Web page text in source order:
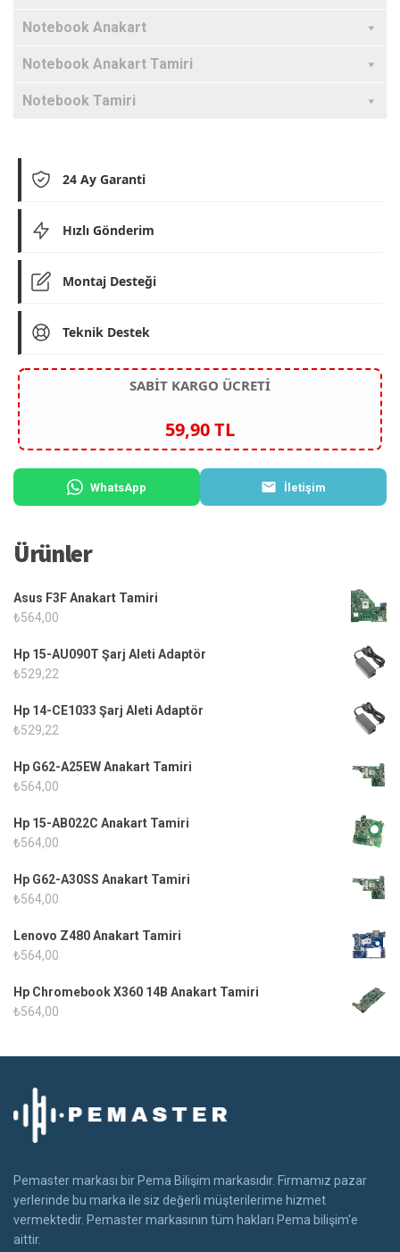
Notebook Anakart
Notebook Anakart Tamiri
Notebook Tamiri
24 Ay Garanti
Hızlı Gönderim
Montaj Desteği
Teknik Destek
SABİT KARGO ÜCRETİ
59,90 TL
WhatsApp İletişim
Ürünler
Asus F3F Anakart Tamiri
₺564,00
Hp 15-AU090T Şarj Aleti Adaptör
₺529,22
Hp 14-CE1033 Şarj Aleti Adaptör
₺529,22
Hp G62-A25EW Anakart Tamiri
₺564,00
Hp 15-AB022C Anakart Tamiri
₺564,00
Hp G62-A30SS Anakart Tamiri
₺564,00
Lenovo Z480 Anakart Tamiri
₺564,00
Hp Chromebook X360 14B Anakart Tamiri
₺564,00
Pemaster markası bir Pema Bilişim markasıdır. Firmamız pazar
yerlerinde bu marka ile siz değerli müşterilerime hizmet
vermektedir. Pemaster markasının tüm hakları Pema bilişim'e
aittir.